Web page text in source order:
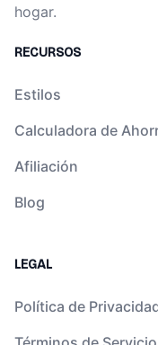
hogar.
RECURSOS
Estilos
Calculadora de
Afiliación
Blog
LEGAL
Política de